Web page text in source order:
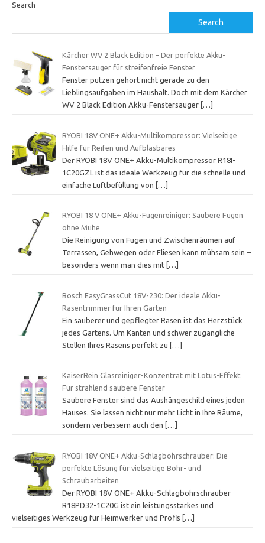
Search
Search
Kärcher WV 2 Black Edition – Der perfekte Akku-
Fenstersauger für streifenfreie Fenster
Fenster putzen gehört nicht gerade zu den
Lieblingsaufgaben im Haushalt. Doch mit dem Kärcher
WV 2 Black Edition Akku-Fenstersauger […]
RYOBI 18V ONE+ Akku-Multikompressor: Vielseitige
Hilfe für Reifen und Aufblasbares
Der RYOBI 18V ONE+ Akku-Multikompressor R18I-
1C20GZL ist das ideale Werkzeug für die schnelle und
einfache Luftbefüllung von
[…]
RYOBI 18 V ONE+ Akku-Fugenreiniger: Saubere Fugen
ohne Mühe
Die Reinigung von Fugen und Zwischenräumen auf
Terrassen, Gehwegen oder Fliesen kann mühsam sein –
besonders wenn man dies mit […]
Bosch EasyGrassCut 18V-230: Der ideale Akku-
Rasentrimmer für Ihren Garten
Ein sauberer und gepflegter Rasen ist das Herzstück
jedes Gartens. Um Kanten und schwer zugängliche
Stellen Ihres Rasens perfekt zu
[…]
KaiserRein Glasreiniger-Konzentrat mit Lotus-Effekt:
Für strahlend saubere Fenster
Saubere Fenster sind das Aushängeschild eines jeden
Hauses. Sie lassen nicht nur mehr Licht in Ihre Räume,
sondern verbessern auch den
[…]
RYOBI 18V ONE+ Akku-Schlagbohrschrauber: Die
perfekte Lösung für vielseitige Bohr- und
Schraubarbeiten
Der RYOBI 18V ONE+ Akku-Schlagbohrschrauber
R18PD32-1C20G ist ein leistungsstarkes und
vielseitiges Werkzeug für Heimwerker und Profis
[…]